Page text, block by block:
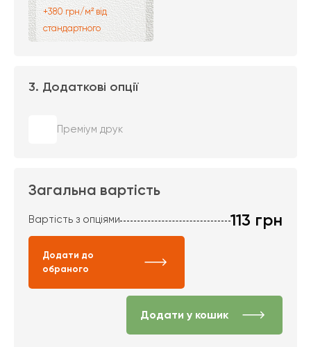
+380 грн/м² від
стандартного
3. Додаткові опції
Преміум друк
Загальна вартість
Вартість з опціями 113 грн
Додати до
обраного
Додати у кошик